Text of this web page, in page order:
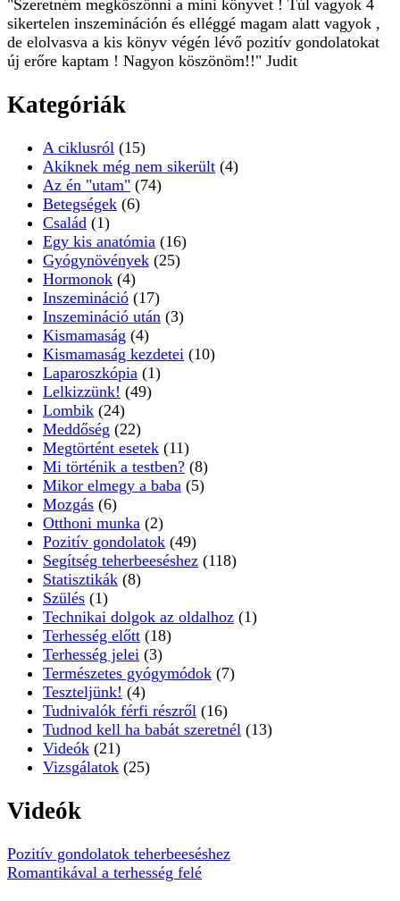
"Szeretném megköszönni a mini könyvet ! Túl vagyok 4
sikertelen inszemináción és elléggé magam alatt vagyok ,
de elolvasva a kis könyv végén lévő pozitív gondolatokat
új erőre kaptam ! Nagyon köszönöm!!" Judit
Kategóriák
A ciklusról (15)
Akiknek még nem sikerült (4)
Az én "utam" (74)
Betegségek (6)
Család (1)
Egy kis anatómia (16)
Gyógynövények (25)
Hormonok (4)
Inszemináció (17)
Inszemináció után (3)
Kismamaság (4)
Kismamaság kezdetei (10)
Laparoszkópia (1)
Lelkizzünk! (49)
Lombik (24)
Meddőség (22)
Megtörtént esetek (11)
Mi történik a testben? (8)
Mikor elmegy a baba (5)
Mozgás (6)
Otthoni munka (2)
Pozitív gondolatok (49)
Segítség teherbeeséshez (118)
Statisztikák (8)
Szülés (1)
Technikai dolgok az oldalhoz (1)
Terhesség előtt (18)
Terhesség jelei (3)
Természetes gyógymódok (7)
Teszteljünk! (4)
Tudnivalók férfi részről (16)
Tudnod kell ha babát szeretnél (13)
Videók (21)
Vizsgálatok (25)
Videók
Pozitív gondolatok teherbeeséshez
Romantikával a terhesség felé